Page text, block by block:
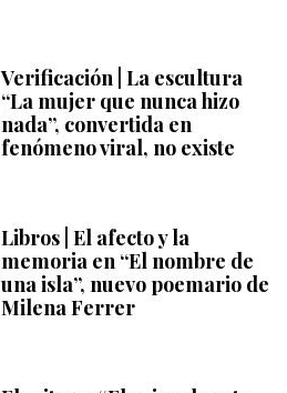
Verificación | La escultura
“La mujer que nunca hizo
nada”, convertida en
fenómeno viral, no existe
Libros | El afecto y la
memoria en “El nombre de
una isla”, nuevo poemario de
Milena Ferrer